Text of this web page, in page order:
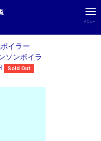
メニュー
イラー
ソンボイラ
Sold Out